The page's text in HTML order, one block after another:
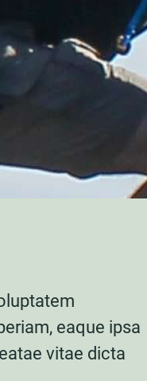
eaque ipsa
vitae dicta